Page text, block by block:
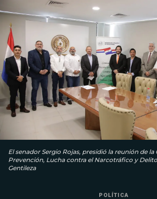
El senador Sergio Rojas, presidió la reunión de
Prevención, Lucha contra el Narcotráfico y
Gentileza
POLÍTICA